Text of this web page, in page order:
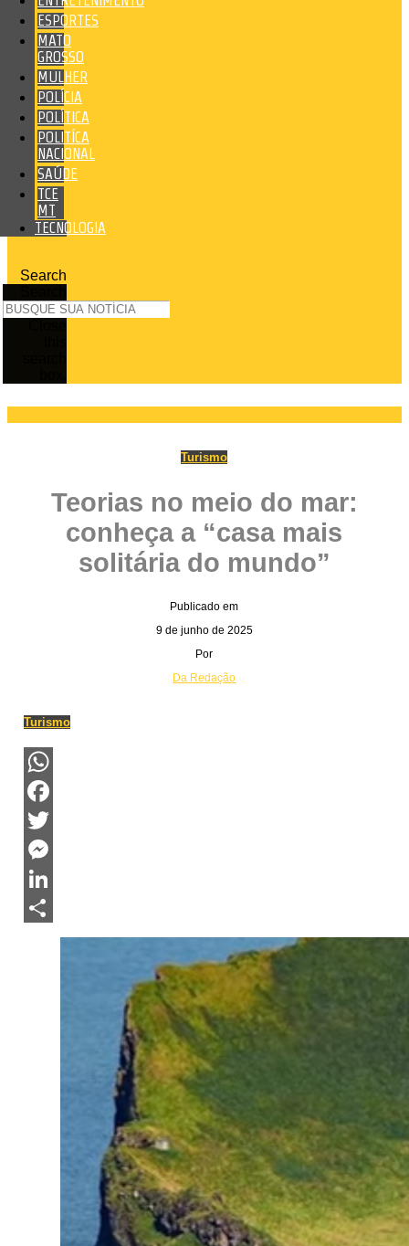
ESPORTES
MATO
GROSSO
MULHER
POLÍCIA
POLÍTICA
POLITÍCA
NACIONAL
SAÚDE
TCE
MT
TECNOLOGIA
Search
Turismo
Teorias no meio do mar:
conheça a “casa mais
solitária do mundo”
Publicado em
9 de junho de 2025
Por
Da Redação
Turismo
WhatsApp
Facebook
Twitter
Messenger
LinkedIn
Share